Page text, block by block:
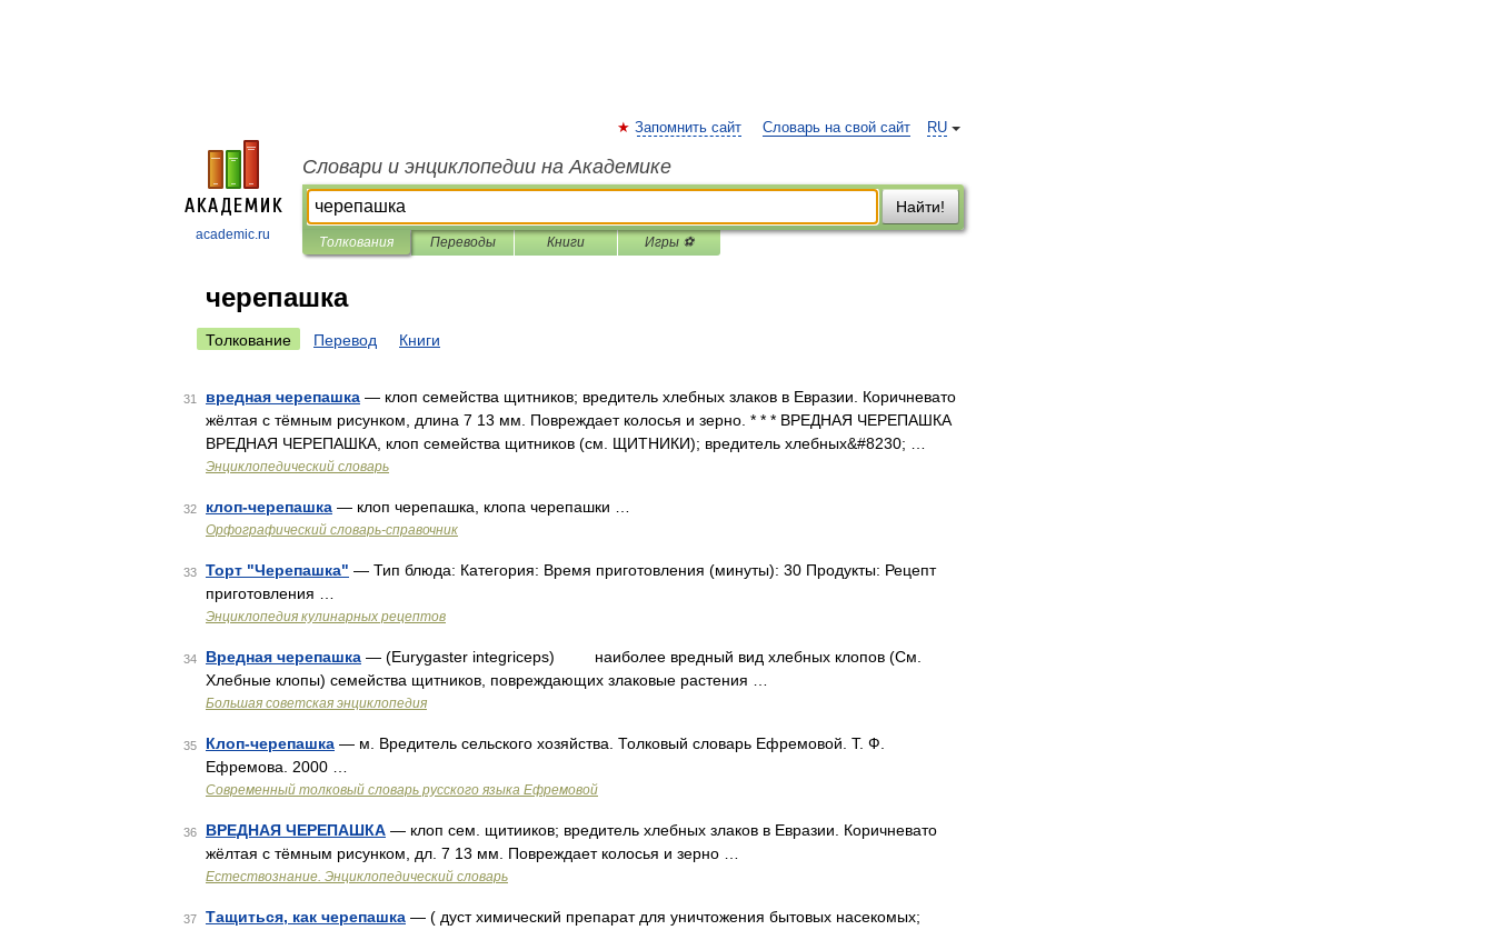
academic.ru
RU
Запомнить сайт Словарь на свой сайт
Словари и энциклопедии на Академике
Найти!
Толкования Переводы Книги Игры ⚽
черепашка
Толкование Перевод Книги
31 вредная черепашка — клоп семейства щитников; вредитель хлебных злаков в Евразии. Коричневато
жёлтая с тёмным рисунком, длина 7 13 мм. Повреждает колосья и зерно. * * * ВРЕДНАЯ ЧЕРЕПАШКА
ВРЕДНАЯ ЧЕРЕПАШКА, клоп семейства щитников (см. ЩИТНИКИ); вредитель хлебных&#8230; …
Энциклопедический словарь
32 клоп-черепашка — клоп черепашка, клопа черепашки …
Орфографический словарь-справочник
33 Торт "Черепашка" — Тип блюда: Категория: Время приготовления (минуты): 30 Продукты: Рецепт
приготовления …
Энциклопедия кулинарных рецептов
34 Вредная черепашка — (Eurygaster integriceps) наиболее вредный вид хлебных клопов (См.
Хлебные клопы) семейства щитников, повреждающих злаковые растения …
Большая советская энциклопедия
35 Клоп-черепашка — м. Вредитель сельского хозяйства. Толковый словарь Ефремовой. Т. Ф.
Ефремова. 2000 …
Современный толковый словарь русского языка Ефремовой
36 ВРЕДНАЯ ЧЕРЕПАШКА — клоп сем. щитииков; вредитель хлебных злаков в Евразии. Коричневато
жёлтая с тёмным рисунком, дл. 7 13 мм. Повреждает колосья и зерно …
Естествознание. Энциклопедический словарь
37 Тащиться, как черепашка — ( дуст химический препарат для уничтожения бытовых насекомых;